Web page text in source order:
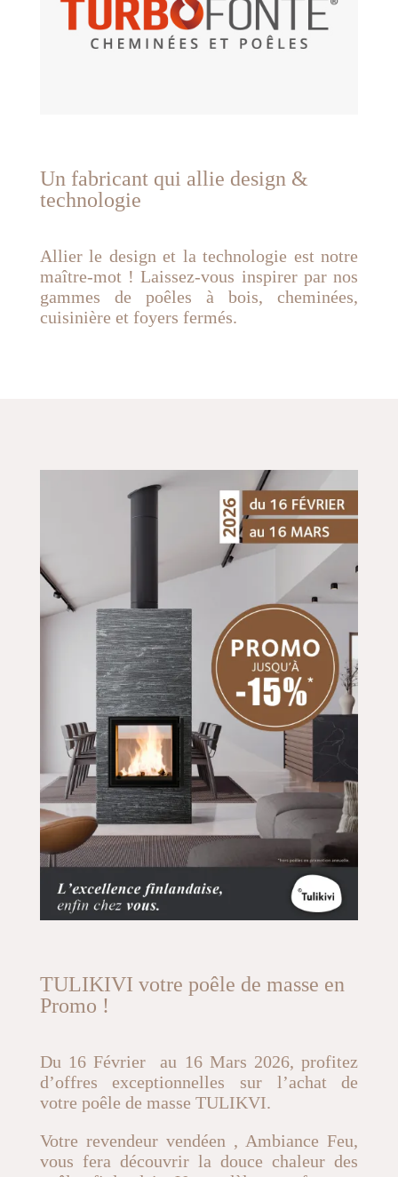
Un fabricant qui allie design &
technologie
Allier le design et latechnologie est notre
maître-mot ! Laissez-vous inspirer parnos
gammes de poêles à bois, cheminées,
cuisinière et foyers fermés.
TULIKIVI votre poêle de masse en
Promo !
Du 16 Février au 16 Mars 2026, profitez
d’offres exceptionnelles sur l’achat de
votre poêle de masse TULIKVI.
Votre revendeur vendéen , Ambiance Feu,
vous fera découvrir la douce chaleur des